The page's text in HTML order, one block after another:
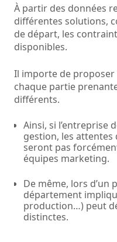
À partir des données
différentes solutions,
de départ, les
disponibles.
Il importe de
chaque partie
différents.
Ainsi, si l’entreprise
gestion, les attentes
seront pas
équipes marketing.
De même, lors d’un
département
production…) peut
distinctes.